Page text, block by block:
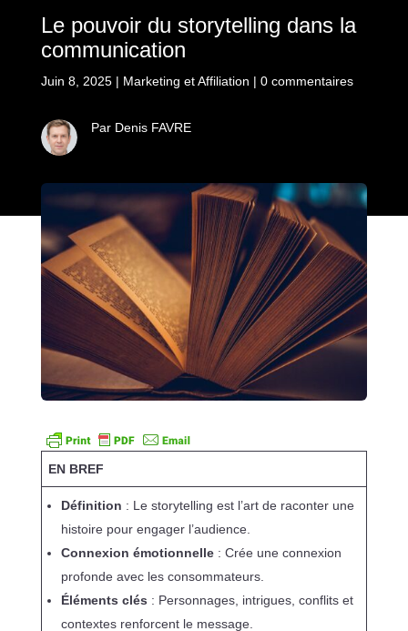
Le pouvoir du storytelling dans la
communication
Juin 8, 2025| Marketing et Affiliation | 0 commentaires
Par Denis FAVRE
EN BREF
Définition : Le storytelling est l’art de raconter une
histoire pour engager l’audience.
Connexion émotionnelle: Crée une connexion
profonde avec les consommateurs.
Éléments clés : Personnages, intrigues, conflits et
contextes renforcent le message.